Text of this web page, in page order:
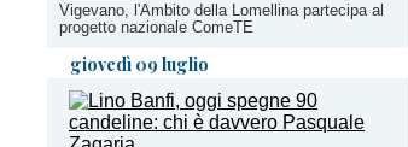
Vigevano, l'Ambito della Lomellina partecipa al
progetto nazionale ComeTE
giovedì 09 luglio